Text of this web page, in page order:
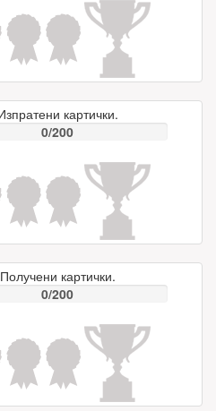
картички.
0/200
Получени картички.
0/200